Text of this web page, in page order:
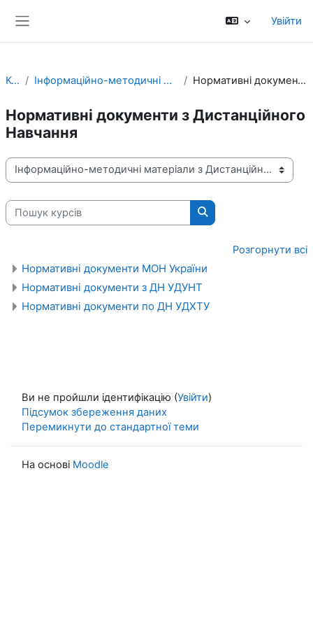
Увійти
Курси Інформаційно-методичні матеріали з Дистанційного Навчання Нормативні документи з Дистанційного Навчання
Нормативні документи з Дистанційного
Навчання
Категорії курсів
Пошук курсів
Пошук курсів
Розгорнути всі
Нормативні документи МОН України
Нормативні документи з ДН УДУНТ
Нормативні документи по ДН УДХТУ
Ви не пройшли ідентифікацію (Увійти)
Підсумок збереження даних
Перемикнути до стандартної теми
На основі Moodle